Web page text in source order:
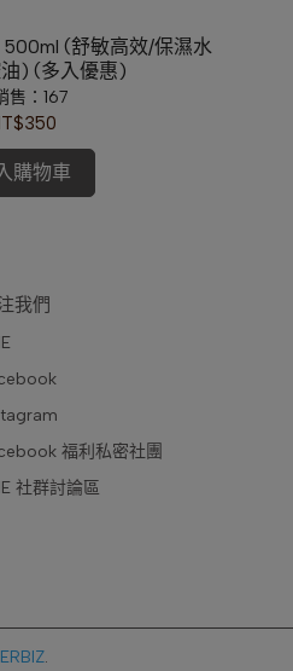
(舒敏高效/保濕水
) (多入優惠)
售：167
購物車
我們
福利私密社團
社群討論區
.